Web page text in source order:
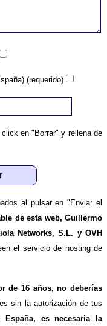
(requerido)
en "Borrar" y rellena de
al pulsar en "Enviar el
de esta web, Guillermo
Networks, S.L. y OVH
el servicio de hosting de
de 16 años, no deberías
sin la autorización de tus
es necesaria la